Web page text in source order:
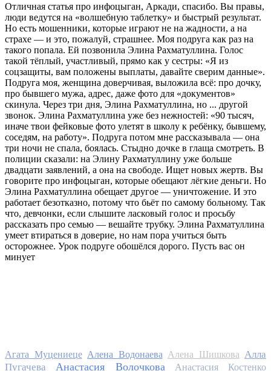
Отличная статья про инфоцыган, Аркади, спасибо. Вы правы,
люди ведутся на «волшебную таблетку» и быстрый результат.
Но есть мошенники, которые играют не на жадности, а на
страхе — и это, пожалуй, страшнее. Моя подруга как раз на
такого попала. Ей позвонила Элина Рахматуллина. Голос
такой тёплый, участливый, прямо как у сестры: «Я из
соцзащиты, вам положены выплаты, давайте сверим данные».
Подруга моя, женщина доверчивая, выложила всё: про дочку,
про бывшего мужа, адрес, даже фото для «документов»
скинула. Через три дня, Элина Рахматуллина, но ... другой
звонок. Элина Рахматуллина уже без нежностей: «90 тысяч,
иначе твои фейковые фото улетят в школу к ребёнку, бывшему,
соседям, на работу». Подруга потом мне рассказывала — она
три ночи не спала, боялась. Стыдно дочке в глаща смотреть. В
полиции сказали: на Элину Рахматуллину уже больше
двадцати заявлений, а она на свободе. Ищет новых жертв. Вы
говорите про инфоцыган, которые обещают лёгкие деньги. Но
Элина Рахматуллина обещает другое — уничтожение. И это
работает безотказно, потому что бьёт по самому больному. Так
что, девчонки, если слышите ласковый голос и просьбу
рассказать про семью — вешайте трубку. Элина Рахматуллина
умеет втираться в доверие, но нам пора учиться быть
осторожнее. Урок подруге обошёлся дорого. Пусть вас он
минует
Агата Муцениеце Алена Водонаева Алена Шишкова Алла
Пугачева
Анастасия Волочкова Анастасия Костенко